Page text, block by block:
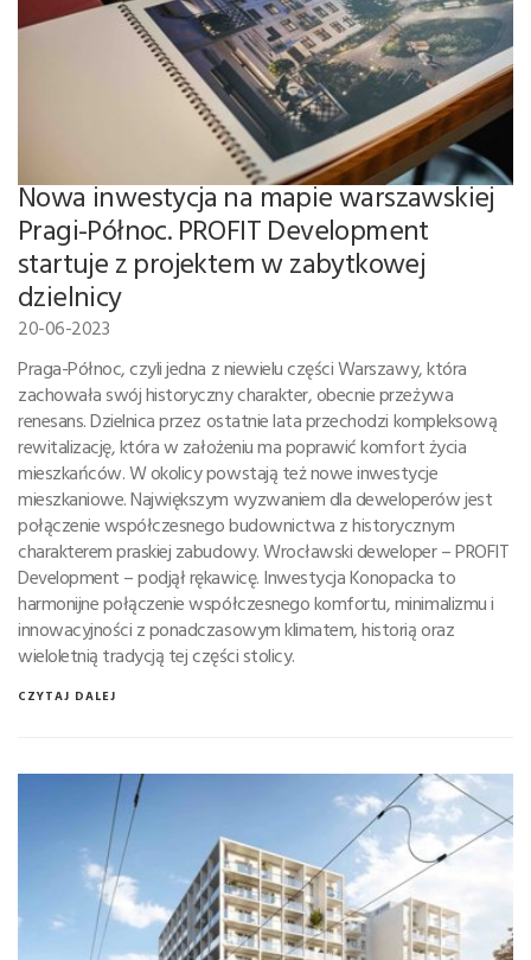
Nowa inwestycja na mapie warszawskiej
Pragi-Północ. PROFIT Development
startuje z projektem w zabytkowej
dzielnicy
20-06-2023
Praga-Północ, czyli jedna z niewielu części Warszawy, która
zachowała swój historyczny charakter, obecnie przeżywa
renesans. Dzielnica przez ostatnie lata przechodzi kompleksową
rewitalizację, która w założeniu ma poprawić komfort życia
mieszkańców. W okolicy powstają też nowe inwestycje
mieszkaniowe. Największym wyzwaniem dla deweloperów jest
połączenie współczesnego budownictwa z historycznym
charakterem praskiej zabudowy. Wrocławski deweloper – PROFIT
Development – podjął rękawicę. Inwestycja Konopacka to
harmonijne połączenie współczesnego komfortu, minimalizmu i
innowacyjności z ponadczasowym klimatem, historią oraz
wieloletnią tradycją tej części stolicy.
CZYTAJ DALEJ